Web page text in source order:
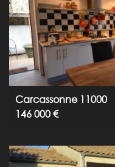
Carcassonne 11000
146 000 €